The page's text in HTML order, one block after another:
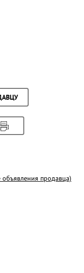
объявления продавца)